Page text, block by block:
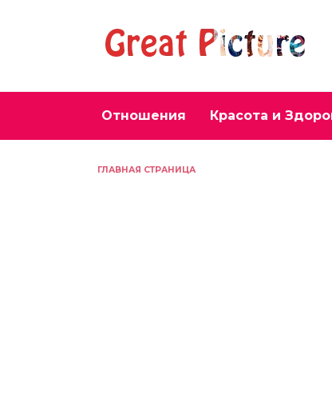
Отношения Красота и
ГЛАВНАЯ СТРАНИЦА